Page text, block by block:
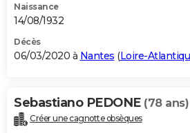
Naissance
14/08/1932
Décès
06/03/2020 à Nantes (Loire-
Sebastiano PEDONE (78 ans)
Créer une cagnotte obsèques